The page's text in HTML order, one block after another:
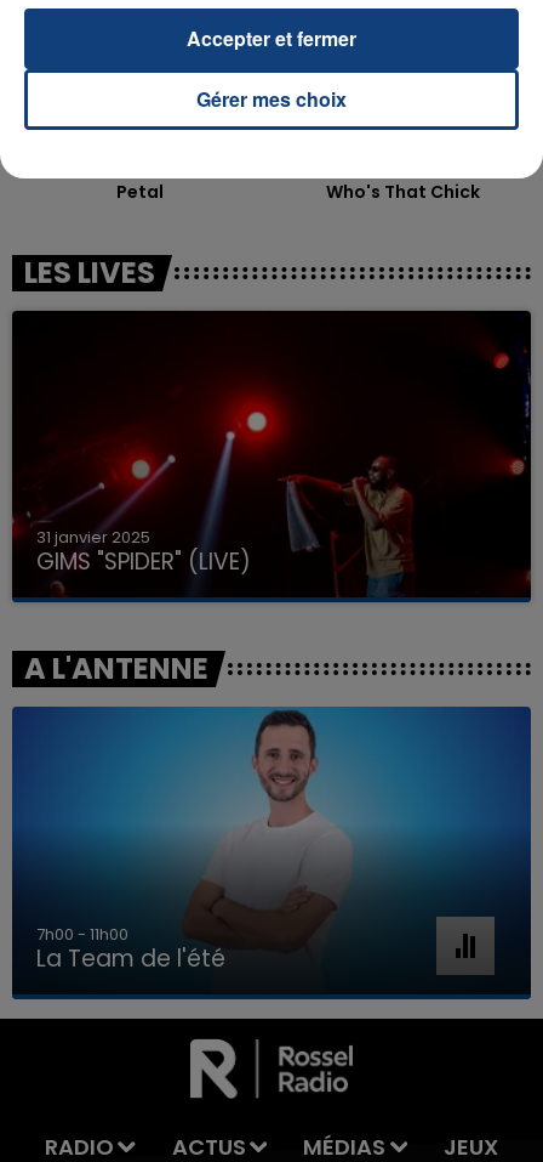
LA TEAM DE L'ÉTÉ
Petal Who's That Chick
LES LIVES
31 janvier 2025
GIMS "SPIDER" (LIVE)
A L'ANTENNE
7h00 - 11h00
La Team de l'été
RADIO ACTUS MÉDIAS JEUX
Gérer mes choix
Accepter et fermer